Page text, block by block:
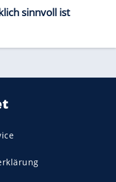
sinnvoll ist